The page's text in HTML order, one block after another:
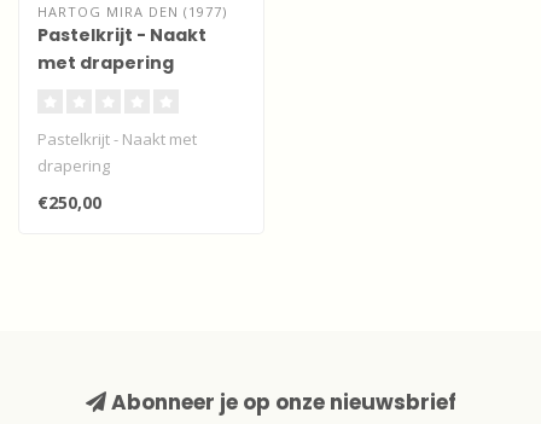
HARTOG MIRA DEN (1977)
Pastelkrijt - Naakt
met drapering
Pastelkrijt - Naakt met
drapering
€250,00
Abonneer je op onze nieuwsbrief